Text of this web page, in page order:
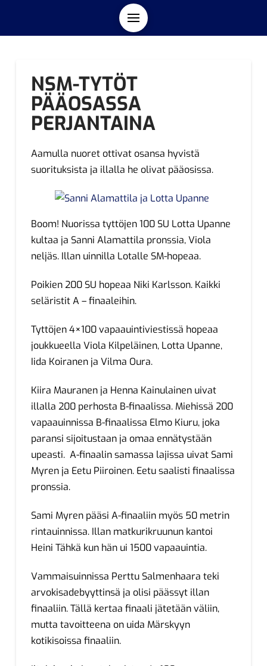
NSM-TYTÖT
PÄÄOSASSA
PERJANTAINA
Aamulla nuoret ottivat osansa hyvistä
suorituksista ja illalla he olivat pääosissa.
Boom! Nuorissa tyttöjen 100 SU Lotta Upanne
kultaa ja Sanni Alamattila pronssia, Viola
neljäs. Illan uinnilla Lotalle SM-hopeaa.
Poikien 200 SU hopeaa Niki Karlsson. Kaikki
seläristit A – finaaleihin.
Tyttöjen 4×100 vapaauintiviestissä hopeaa
joukkueella Viola Kilpeläinen, Lotta Upanne,
Iida Koiranen ja Vilma Oura.
Kiira Mauranen ja Henna Kainulainen uivat
illalla 200 perhosta B-finaalissa. Miehissä 200
vapaauinnissa B-finaalissa Elmo Kiuru, joka
paransi sijoitustaan ja omaa ennätystään
upeasti. A-finaalin samassa lajissa uivat Sami
Myren ja Eetu Piiroinen. Eetu saalisti finaalissa
pronssia.
Sami Myren pääsi A-finaaliin myös 50 metrin
rintauinnissa. Illan matkurikruunun kantoi
Heini Tähkä kun hän ui 1500 vapaauintia.
Vammaisuinnissa Perttu Salmenhaara teki
arvokisadebyyttinsä ja olisi päässyt illan
finaaliin. Tällä kertaa finaali jätetään väliin,
mutta tavoitteena on uida Märskyyn
kotikisoissa finaaliin.